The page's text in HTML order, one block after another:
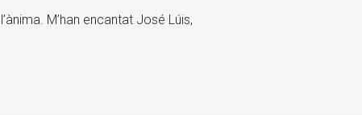
M’han encantat José Lúis,